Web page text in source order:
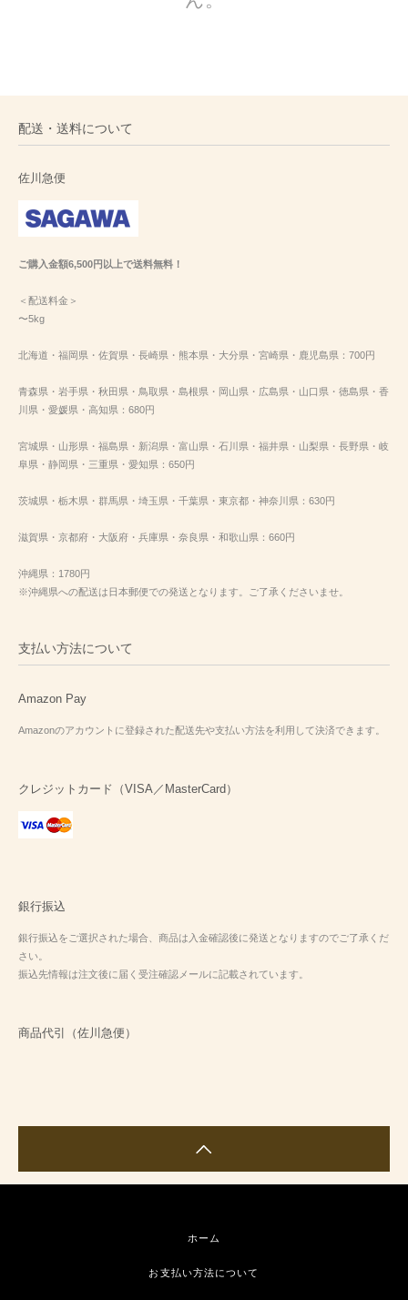
配送・送料について
佐川急便
ご購入金額6,500円以上で送料無料！
＜配送料金＞
〜5kg
北海道・福岡県・佐賀県・長崎県・熊本県・大分県・宮崎県・鹿児島県：700円
青森県・岩手県・秋田県・鳥取県・島根県・岡山県・広島県・山口県・徳島県・香
川県・愛媛県・高知県：680円
宮城県・山形県・福島県・新潟県・富山県・石川県・福井県・山梨県・長野県・岐
阜県・静岡県・三重県・愛知県：650円
茨城県・栃木県・群馬県・埼玉県・千葉県・東京都・神奈川県：630円
滋賀県・京都府・大阪府・兵庫県・奈良県・和歌山県：660円
沖縄県：1780円
※沖縄県への配送は日本郵便での発送となります。ご了承くださいませ。
支払い方法について
Amazon Pay
Amazonのアカウントに登録された配送先や支払い方法を利用して決済できます。
クレジットカード（VISA／MasterCard）
銀行振込
銀行振込をご選択された場合、商品は入金確認後に発送となりますのでご了承くだ
さい。
振込先情報は注文後に届く受注確認メールに記載されています。
商品代引（佐川急便）
ホーム
お支払い方法について